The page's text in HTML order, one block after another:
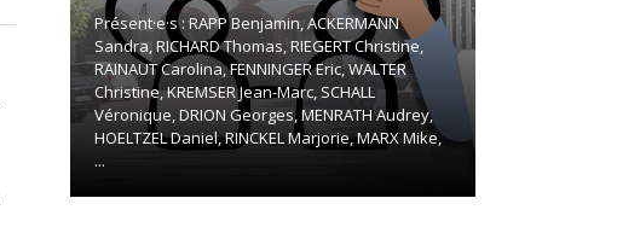
Présent·e·s : RAPP Benjamin, ACKERMANN
Sandra, RICHARD Thomas, RIEGERT Christine,
RAINAUT Carolina, FENNINGER Eric, WALTER
Christine, KREMSER Jean-Marc, SCHALL
Véronique, DRION Georges, MENRATH Audrey,
HOELTZEL Daniel, RINCKEL Marjorie, MARX Mike,
...